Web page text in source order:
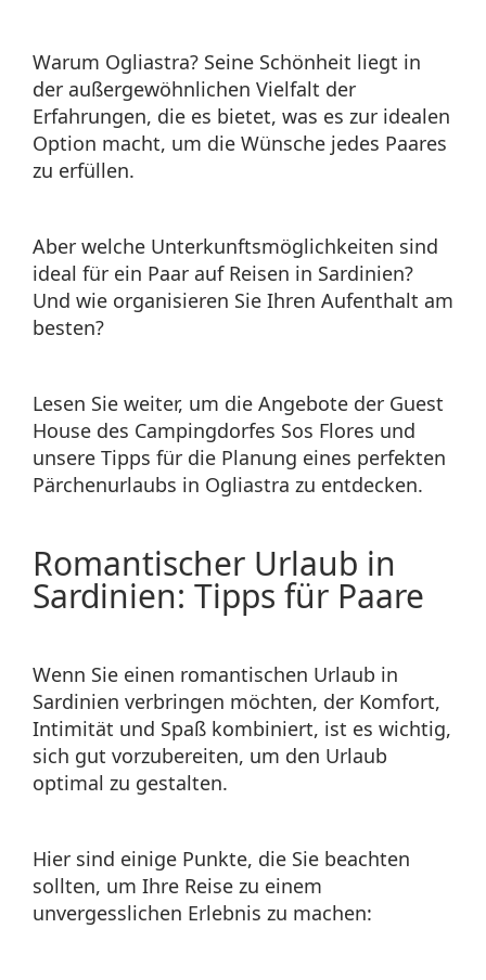
Warum Ogliastra? Seine Schönheit liegt in
der außergewöhnlichen Vielfalt der
Erfahrungen, die es bietet, was es zur idealen
Option macht, um die Wünsche jedes Paares
zu erfüllen.
Aber welche Unterkunftsmöglichkeiten sind
ideal für ein Paar auf Reisen in Sardinien?
Und wie organisieren Sie Ihren Aufenthalt am
besten?
Lesen Sie weiter, um die Angebote der Guest
House des Campingdorfes Sos Flores und
unsere Tipps für die Planung eines perfekten
Pärchenurlaubs in Ogliastra zu entdecken.
Romantischer Urlaub in
Sardinien: Tipps für Paare
Wenn Sie einen romantischen Urlaub in
Sardinien verbringen möchten, der Komfort,
Intimität und Spaß kombiniert, ist es wichtig,
sich gut vorzubereiten, um den Urlaub
optimal zu gestalten.
Hier sind einige Punkte, die Sie beachten
sollten, um Ihre Reise zu einem
unvergesslichen Erlebnis zu machen: